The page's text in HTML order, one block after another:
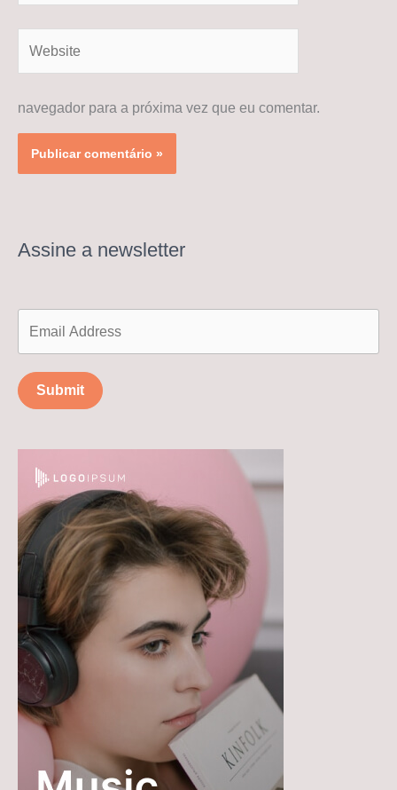
navegador para a próxima vez que eu comentar.
Assine a newsletter
Submit